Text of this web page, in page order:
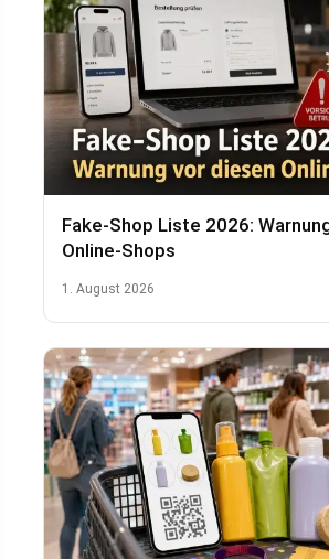
Fake-Shop Liste 2026:
Online-Shops
1. August 2026